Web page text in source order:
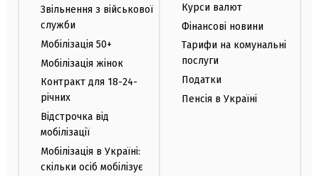
Звільнення з військової
служби
Мобілізація 50+
Мобілізація жінок
Контракт для 18-24-
річних
Відстрочка від
мобілізації
Мобілізація в Україні:
скільки осіб мобілізує
Курси валют
Фінансові новини
Тарифи на комунальні
послуги
Податки
Пенсія в Україні